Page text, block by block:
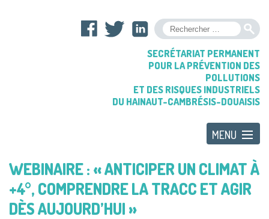
SECRÉTARIAT PERMANENT
POUR LA PRÉVENTION DES
POLLUTIONS
ET DES RISQUES INDUSTRIELS
DU HAINAUT-CAMBRÉSIS-DOUAISIS
WEBINAIRE : « ANTICIPER UN CLIMAT À
+4°, COMPRENDRE LA TRACC ET AGIR
DÈS AUJOURD’HUI »